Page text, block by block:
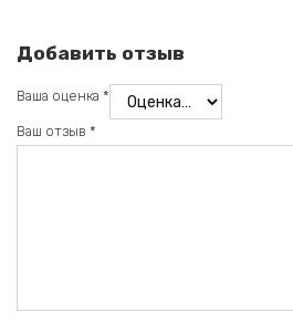
Добавить отзыв
Ваша оценка *
Ваш отзыв *